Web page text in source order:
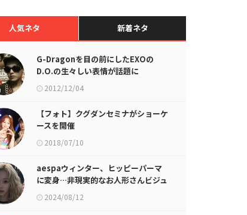
人気ネタ 新着ネタ
G-Dragonを目の前にしたEXOの
D.O.の生々しい表情が話題に
2012/12/04
【フォト】クグダンセミナがショーケ
ースを開催
2018/07/10
aespaウィンター、ヒッピーパーマ
に変身…非現実的なお人形さんビジュ
アル2024/08/12